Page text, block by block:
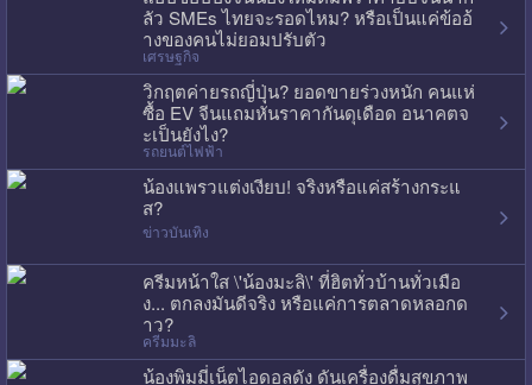
ลัว SMEs ไทยจะรอดไหม? หรือเป็นแค่ข้ออ้
างของคนไม่ยอมปรับตัว
เศรษฐกิจ
วิกฤตค่ายรถญี่ปุ่น? ยอดขายร่วงหนัก คนแห่
ซื้อ EV จีนแถมหั่นราคากันดุเดือด อนาคตจ
ะเป็นยังไง?
รถยนต์ไฟฟ้า
น้องแพรวแต่งเงียบ! จริงหรือแค่สร้างกระแ
ส?
ข่าวบันเทิง
ครีมหน้าใส \'น้องมะลิ\' ที่ฮิตทั่วบ้านทั่วเมือ
ง... ตกลงมันดีจริง หรือแค่การตลาดหลอกด
าว?
ครีมมะลิ
น้องพิมมี่เน็ตไอดอลดัง ดันเครื่องดื่มสุขภาพ